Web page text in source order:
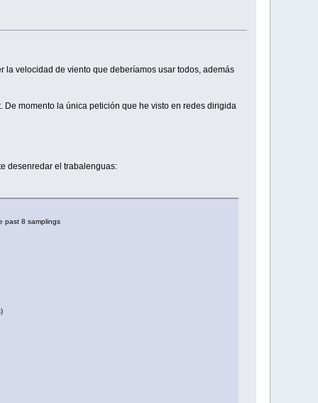
velocidad de viento que deberíamos usar todos, además
momento la única petición que he visto en redes dirigida
desenredar el trabalenguas:
past 8 samplings